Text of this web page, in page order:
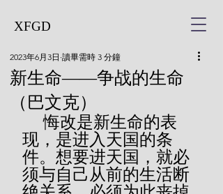
XFGD
新生命——争战的生命
（巴文克）
2023年6月3日 讀畢需時 3 分鐘
     悔改是新生命的表
现，是进入天国的条
件。想要进天国，就必
须与自己从前的生活断